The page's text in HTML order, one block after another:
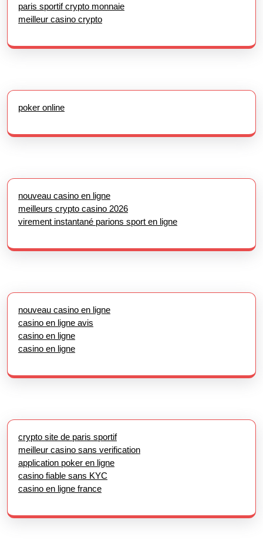
paris sportif crypto monnaie
meilleur casino crypto
poker online
nouveau casino en ligne
meilleurs crypto casino 2026
virement instantané parions sport en ligne
nouveau casino en ligne
casino en ligne avis
casino en ligne
casino en ligne
crypto site de paris sportif
meilleur casino sans verification
application poker en ligne
casino fiable sans KYC
casino en ligne france